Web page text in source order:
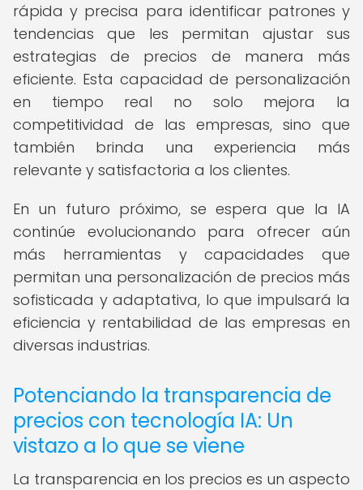
rápida y precisa para identificar patrones y
tendencias que les permitan ajustar sus
estrategias de precios de manera más
eficiente. Esta capacidad de personalización
en tiempo real no solo mejora la
competitividad de las empresas, sino que
también brinda una experiencia más
relevante y satisfactoria a los clientes.
En un futuro próximo, se espera que la IA
continúe evolucionando para ofrecer aún
más herramientas y capacidades que
permitan una personalización de precios más
sofisticada y adaptativa, lo que impulsará la
eficiencia y rentabilidad de las empresas en
diversas industrias.
Potenciando la transparencia de
precios con tecnología IA: Un
vistazo a lo que se viene
La transparencia en los precios es un aspecto